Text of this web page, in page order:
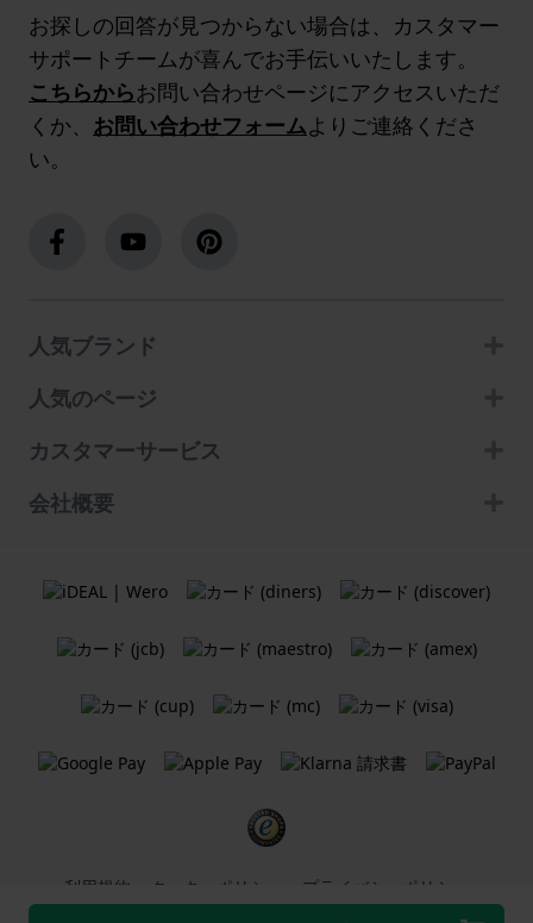
お探しの回答が見つからない場合は、カスタマー
サポートチームが喜んでお手伝いいたします。
こちらからお問い合わせページにアクセスいただ
くか、 お問い合わせフォームよりご連絡くださ
い。
人気ブランド
人気のページ
カスタマーサービス
会社概要
利用規約 クッキーポリシー プライバシーポリシー